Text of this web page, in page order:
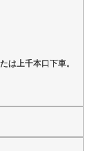
は上千本口下車。